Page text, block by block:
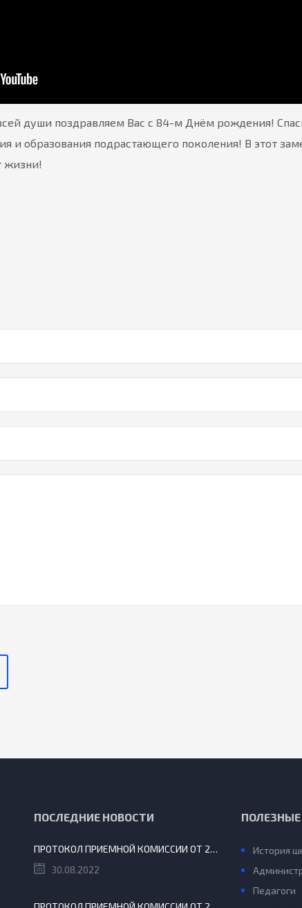
души поздравляем Вас с 84-м Днём рождения!
и образования подрастающего поколения! В этот
жизни!
ПОСЛЕДНИЕ НОВОСТИ
ПРОТОКОЛ ПРИЕМНОЙ КОМИССИИ ОТ 29.08.2022 Г.
30.08.2022
История
Педагоги